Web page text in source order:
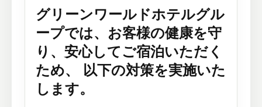
グリーンワールドホテルグル
ープでは、お客様の健康を守
り、安心してご宿泊いただく
ため、 以下の対策を実施いた
します。